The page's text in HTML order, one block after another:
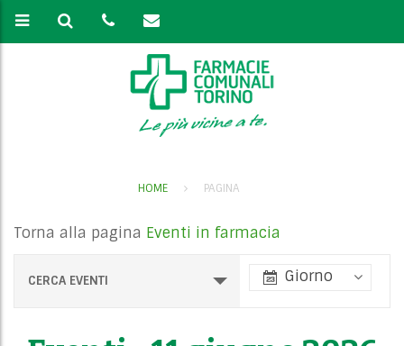
HOME PAGINA
Torna alla pagina Eventi in farmacia
CERCA EVENTI Giorno